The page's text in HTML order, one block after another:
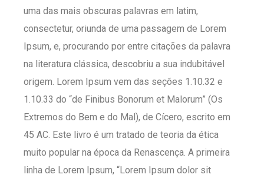
uma das mais obscuras palavras em latim,
consectetur, oriunda de uma passagem de Lorem
Ipsum, e, procurando por entre citações da palavra
na literatura clássica, descobriu a sua indubitável
origem. Lorem Ipsum vem das seções 1.10.32 e
1.10.33 do “de Finibus Bonorum et Malorum” (Os
Extremos do Bem e do Mal), de Cícero, escrito em
45 AC. Este livro é um tratado de teoria da ética
muito popular na época da Renascença. A primeira
linha de Lorem Ipsum, “Lorem Ipsum dolor sit